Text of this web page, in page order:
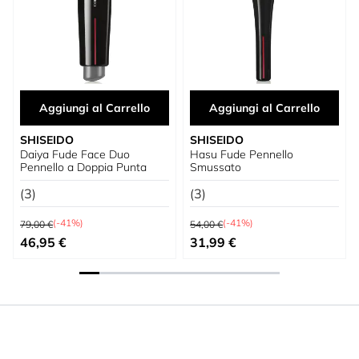
Aggiungi al Carrello
SHISEIDO
Daiya Fude Face Duo
Pennello a Doppia Punta
(3)
Prezzo predefinito
79,00 €(-41%)
Prezzo speciale
46,95 €
Aggiungi al Carrello
SHISEIDO
Hasu Fude Pennello
Smussato
(3)
Prezzo predefinito
54,00 €(-41%)
Prezzo speciale
31,99 €